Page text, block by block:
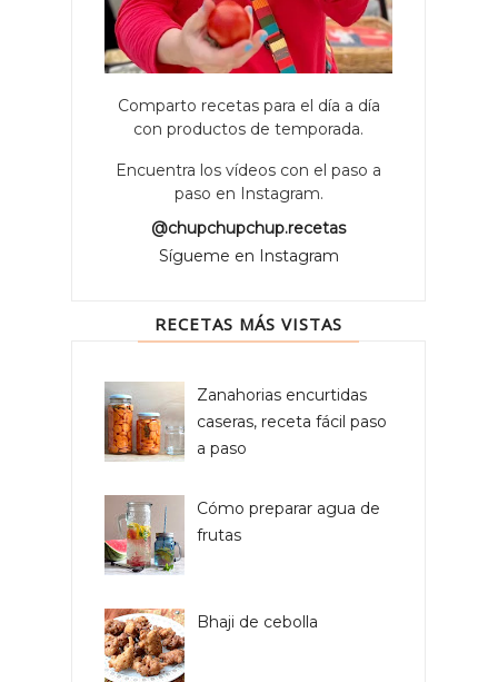
Comparto recetas para el día a día
con productos de temporada.
Encuentra los vídeos con el paso a
paso en Instagram.
@chupchupchup.recetas
Sígueme en Instagram
RECETAS MÁS VISTAS
Zanahorias encurtidas
caseras, receta fácil paso
a paso
Cómo preparar agua de
frutas
Bhaji de cebolla